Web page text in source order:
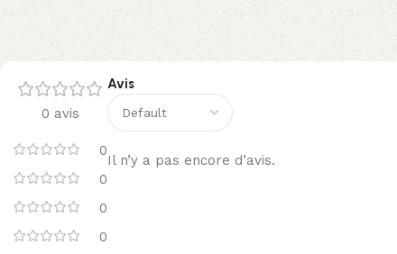
0 avis
0
0
0
0
Avis
Il n’y a pas encore d’avis.